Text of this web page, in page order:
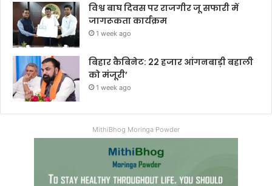
विश्व बाघ दिवस पर राजगीर जू सफारी में
जागरूकता कार्यक्रम
1 week ago
बिहार कैबिनेट: 22 हजार आंगनबाड़ी बहाली
को मंजूरी’
1 week ago
MithiBhog Moringa Powder